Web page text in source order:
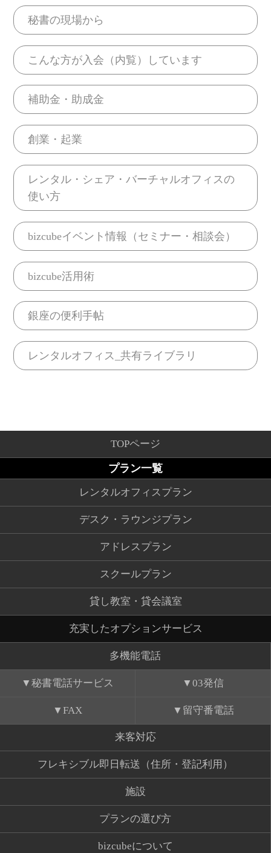
秘書の現場から
こんな方が入会（内覧）しています
補助金・助成金
創業・起業
レンタル・シェア・バーチャルオフィスの
使い方
bizcubeイベント情報（セミナー・相談会）
bizcube活用術
銀座の便利手帖
レンタルオフィス_共有ライブラリ
TOPページ
プラン一覧
レンタルオフィスプラン
デスク・ラウンジプラン
アドレスプラン
スクールプラン
貸し教室・貸会議室
充実したオプションサービス
多機能電話
秘書電話サービス 03発信
FAX 留守番電話
来客対応
フレキシブル即日転送（住所・登記利用）
施設
プランの選び方
bizcubeについて